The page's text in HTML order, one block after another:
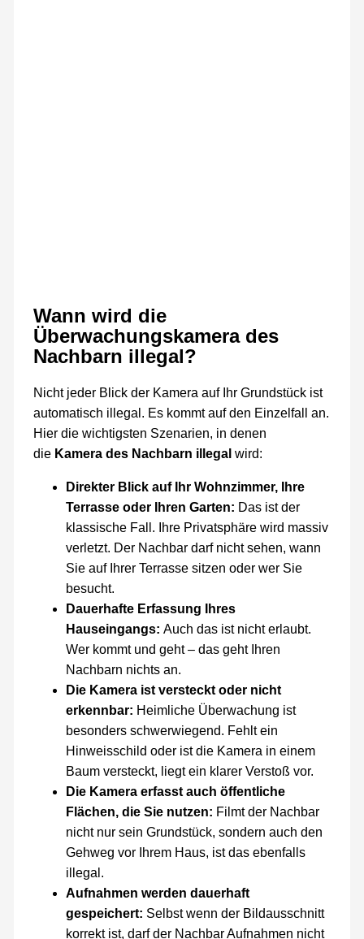
Wann wird die
Überwachungskamera des
Nachbarn illegal?
Nicht jeder Blick der Kamera auf Ihr Grundstück ist
automatisch illegal. Es kommt auf den Einzelfall an.
Hier die wichtigsten Szenarien, in denen
die Kamera des Nachbarn illegal wird:
Direkter Blick auf Ihr Wohnzimmer, Ihre
Terrasse oder Ihren Garten: Das ist der
klassische Fall. Ihre Privatsphäre wird massiv
verletzt. Der Nachbar darf nicht sehen, wann
Sie auf Ihrer Terrasse sitzen oder wer Sie
besucht.
Dauerhafte Erfassung Ihres
Hauseingangs: Auch das ist nicht erlaubt.
Wer kommt und geht – das geht Ihren
Nachbarn nichts an.
Die Kamera ist versteckt oder nicht
erkennbar: Heimliche Überwachung ist
besonders schwerwiegend. Fehlt ein
Hinweisschild oder ist die Kamera in einem
Baum versteckt, liegt ein klarer Verstoß vor.
Die Kamera erfasst auch öffentliche
Flächen, die Sie nutzen: Filmt der Nachbar
nicht nur sein Grundstück, sondern auch den
Gehweg vor Ihrem Haus, ist das ebenfalls
illegal.
Aufnahmen werden dauerhaft
gespeichert: Selbst wenn der Bildausschnitt
korrekt ist, darf der Nachbar Aufnahmen nicht